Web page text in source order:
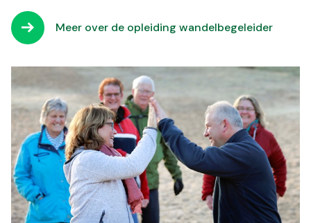
Meer over de opleiding wandelbegeleider